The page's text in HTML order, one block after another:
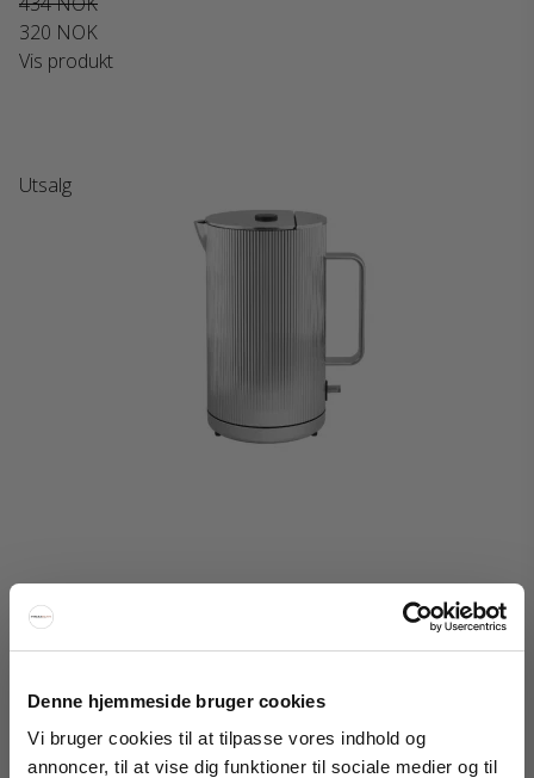
Denne hjemmeside bruger cookies
Vi bruger cookies til at tilpasse vores indhold og
annoncer, til at vise dig funktioner til sociale medier og til
320 NOK
Vis produkt
Utsalg
Georg Jensen Bernadotte Vannkoker
Georg Jensen
292-10020385M